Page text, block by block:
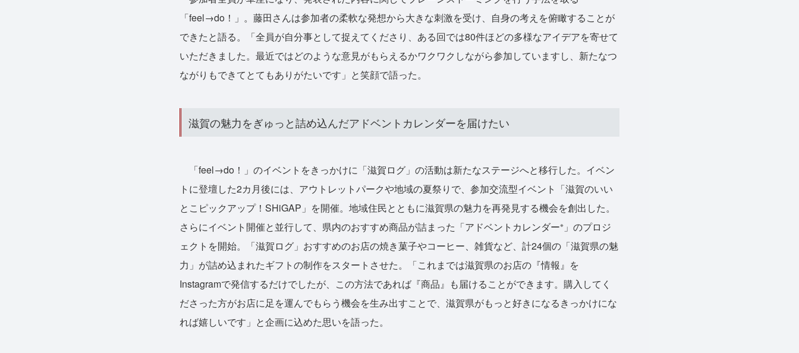
「feel→do！」。藤田さんは参加者の柔軟な発想から大きな刺激を受け、自身の考えを俯瞰することが
できたと語る。「全員が自分事として捉えてくださり、ある回では80件ほどの多様なアイデアを寄せて
いただきました。最近ではどのような意見がもらえるかワクワクしながら参加していますし、新たなつ
ながりもできてとてもありがたいです」と笑顔で語った。
滋賀の魅力をぎゅっと詰め込んだアドベントカレンダーを届けたい
「feel→do！」のイベントをきっかけに「滋賀ログ」の活動は新たなステージへと移行した。イベン
トに登壇した2カ月後には、アウトレットパークや地域の夏祭りで、参加交流型イベント「滋賀のいい
とこピックアップ！SHiGAP」を開催。地域住民とともに滋賀県の魅力を再発見する機会を創出した。
さらにイベント開催と並行して、県内のおすすめ商品が詰まった「アドベントカレンダー※ 」のプロジ
ェクトを開始。「滋賀ログ」おすすめのお店の焼き菓子やコーヒー、雑貨など、計24個の「滋賀県の魅
力」が詰め込まれたギフトの制作をスタートさせた。「これまでは滋賀県のお店の『情報』を
Instagramで発信するだけでしたが、この方法であれば『商品』も届けることができます。購入してく
ださった方がお店に足を運んでもらう機会を生み出すことで、滋賀県がもっと好きになるきっかけにな
れば嬉しいです」と企画に込めた思いを語った。